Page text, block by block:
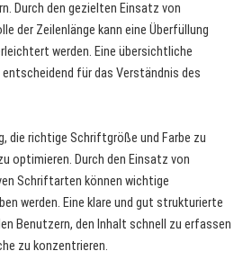
Durch den gezielten Einsatz von
der Zeilenlänge kann eine Überfüllung
werden. Eine übersichtliche
für das Verständnis des
die richtige Schriftgröße und Farbe zu
optimieren. Durch den Einsatz von
Schriftarten können wichtige
werden. Eine klare und gut strukturierte
Benutzern, den Inhalt schnell zu erfassen
zu konzentrieren.